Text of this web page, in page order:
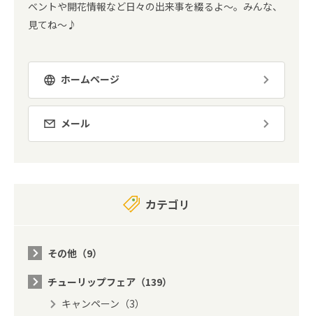
ベントや開花情報など日々の出来事を綴るよ～。みんな、
見てね～♪
ホームページ
メール
カテゴリ
その他（9）
チューリップフェア（139）
キャンペーン（3）